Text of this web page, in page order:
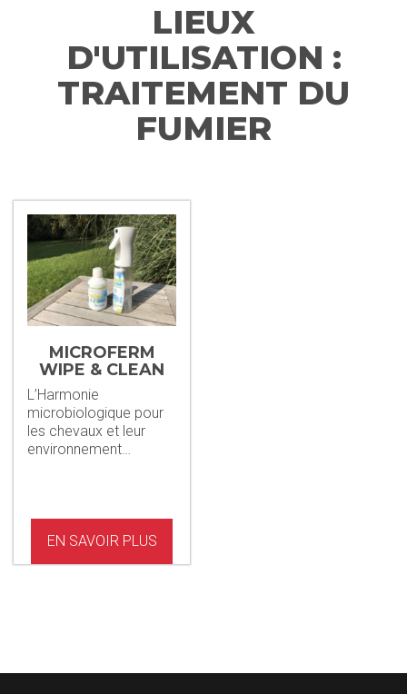
LIEUX
D'UTILISATION :
TRAITEMENT DU
FUMIER
MICROFERM
WIPE & CLEAN
L’Harmonie
microbiologique pour
les chevaux et leur
environnement…
EN SAVOIR PLUS